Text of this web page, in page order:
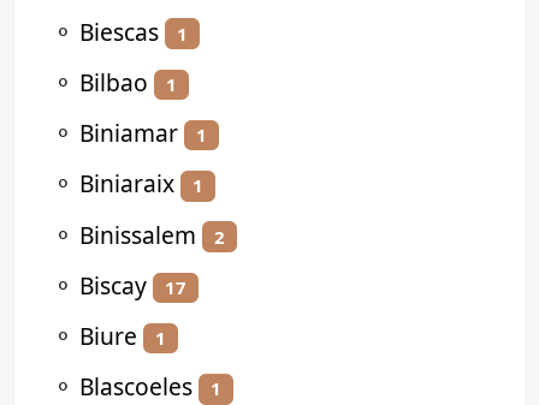
⚬ Biescas 1
⚬ Bilbao 1
⚬ Biniamar 1
⚬ Biniaraix 1
⚬ Binissalem 2
⚬ Biscay 17
⚬ Biure 1
⚬ Blascoeles 1